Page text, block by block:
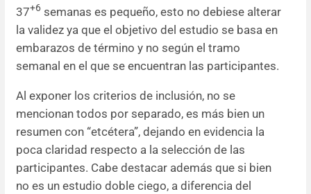
37+6 semanas es pequeño, esto no debiese alterar
la validez ya que el objetivo del estudio se basa en
embarazos de término y no según el tramo
semanal en el que se encuentran las participantes.
Al exponer los criterios de inclusión, no se
mencionan todos por separado, es más bien un
resumen con “etcétera”, dejando en evidencia la
poca claridad respecto a la selección de las
participantes. Cabe destacar además que si bien
no es un estudio doble ciego, a diferencia del